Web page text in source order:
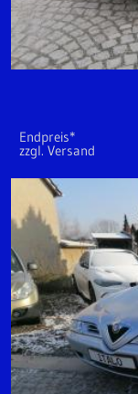
Endpreis*
zzgl. Versand